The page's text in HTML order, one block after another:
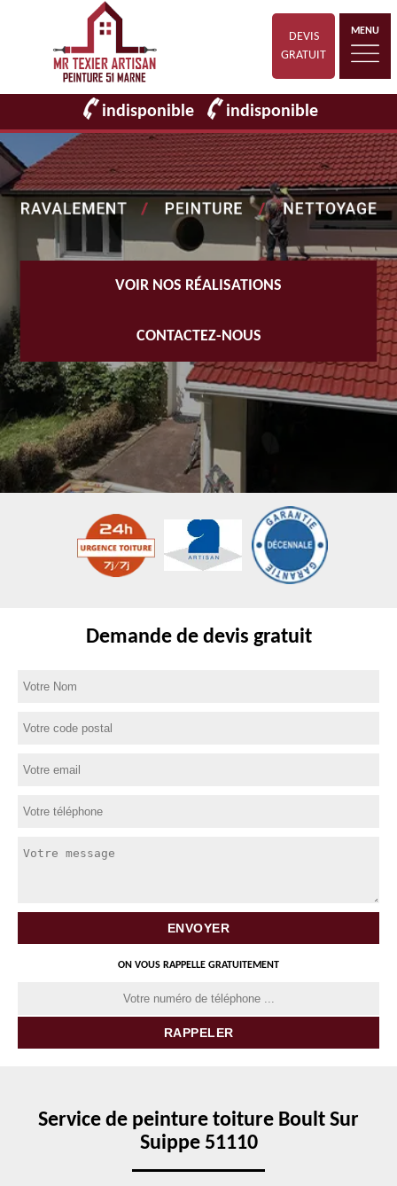
DEVIS
GRATUIT
MENU
indisponible indisponible
VOIR NOS RÉALISATIONS
CONTACTEZ-NOUS
Demande de devis gratuit
ON VOUS RAPPELLE GRATUITEMENT
Service de peinture toiture Boult Sur
Suippe 51110